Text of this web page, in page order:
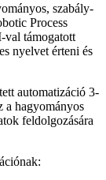
szabály-
Process
val támogatott
nyelvet érteni és
automatizáció 3-
a hagyományos
feldolgozására